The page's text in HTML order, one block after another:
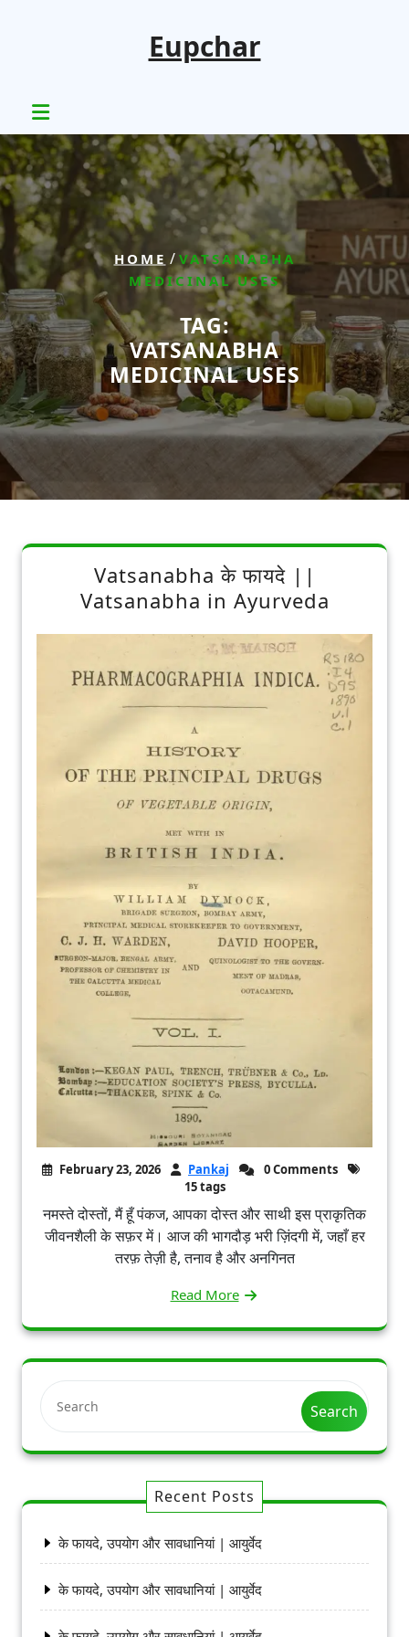
Eupchar
HOME / VATSANABHA
MEDICINAL USES
TAG:
VATSANABHA
MEDICINAL USES
Vatsanabha के फायदे ||
Vatsanabha in Ayurveda
February 23, 2026 Pankaj
0 Comments
15 tags
नमस्ते दोस्तों, मैं हूँ पंकज, आपका दोस्त और साथी इस प्राकृतिक
जीवनशैली के सफ़र में। आज की भागदौड़ भरी ज़िंदगी में, जहाँ हर
तरफ़ तेज़ी है, तनाव है और अनगिनत
Read More
Search
Recent Posts
के फायदे, उपयोग और सावधानियां | आयुर्वेद
के फायदे, उपयोग और सावधानियां | आयुर्वेद